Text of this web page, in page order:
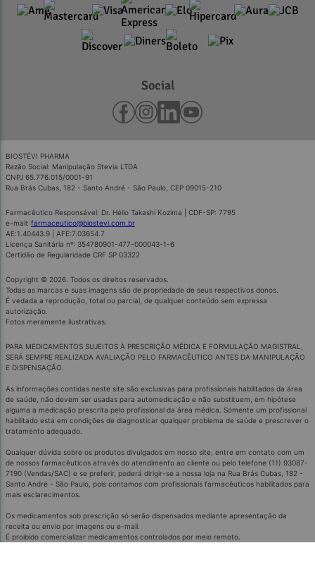
Social
BIOSTÉVI PHARMA
Razão Social: Manipulação Stevia LTDA
CNPJ 65.776.015/0001-91
Rua Brás Cubas, 182 - Santo André - São Paulo, CEP 09015-210
Farmacêutico Responsável: Dr. Hélio Takashi Kozima | CDF-SP: 7795
e-mail: farmaceutico@biostevi.com.br
AE:1.40443.9 | AFE:7.03654.7
Licença Sanitária nº: 354780901-477-000043-1-6
Certidão de Regularidade CRF SP 03322
Copyright © 2026. Todos os direitos reservados.
Todas as marcas e suas imagens são de propriedade de seus respectivos donos.
É vedada a reprodução, total ou parcial, de qualquer conteúdo sem expressa
autorização.
Fotos meramente ilustrativas.
PARA MEDICAMENTOS SUJEITOS À PRESCRIÇÃO MÉDICA E FORMULAÇÃO MAGISTRAL,
SERÁ SEMPRE REALIZADA AVALIAÇÃO PELO FARMACÊUTICO ANTES DA MANIPULAÇÃO
E DISPENSAÇÃO.
As informações contidas neste site são exclusivas para profissionais habilitados da área
de saúde, não devem ser usadas para automedicação e não substituem, em hipótese
alguma a medicação prescrita pelo profissional da área médica. Somente um profissional
habilitado está em condições de diagnosticar qualquer problema de saúde e prescrever o
tratamento adequado.
Qualquer dúvida sobre os produtos divulgados em nosso site, entre em contato com um
de nossos farmacêuticos através do atendimento ao cliente ou pelo telefone (11) 93087-
7190 (Vendas/SAC) e se preferir, poderá dirigir-se a nossa loja na Rua Brás Cubas, 182 -
Santo André - São Paulo, pois contamos com profissionais farmacêuticos habilitados para
mais esclarecimentos.
Os medicamentos sob prescrição só serão dispensados mediante apresentação da
receita ou envio por imagens ou e-mail.
É proibido comercializar medicamentos controlados por meio remoto.